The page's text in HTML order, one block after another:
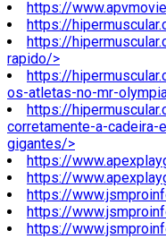
https://
https://
https://
rapido/>
https://
os-atletas-no-mr-
https://
corretamente-a-cadeira-
gigantes/>
https://
https://
https://
https://
https://